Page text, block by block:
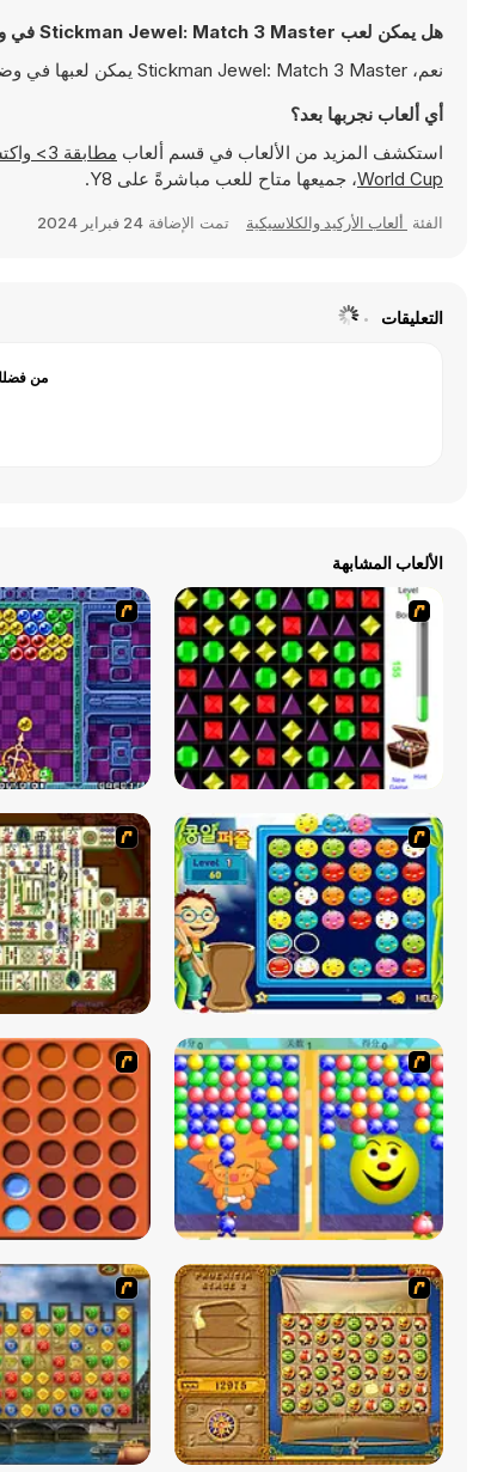
هل يمكن لعب Stickman Jewel: Match 3 Master في وضع الشاشة الكاملة؟
نعم، Stickman Jewel: Match 3 Master يمكن لعبها في وضع الشاشة الكاملة للتمتع بتجربة أكثر انغماسًا
أي ألعاب نجربها بعد؟
استكشف المزيد من الألعاب في قسم ألعاب مطابقة 3> واكتشف ألعابًا شهيرة مثل
World Cup، جميعها متاح للعب مباشرةً على Y8.
الفئة ألعاب الأركيد والكلاسيكية تمت الإضافة 24 فبراير 2024
التعليقات
من
الألعاب المشابهة